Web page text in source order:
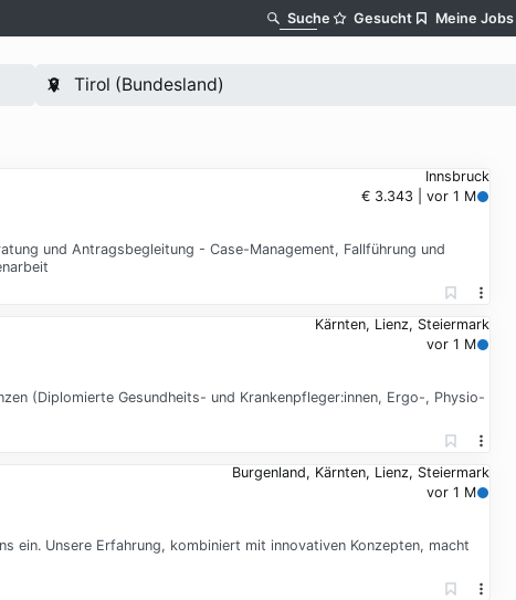
Suche Gesucht Meine Jobs
Innsbruck
€ 3.343 | vor 1 M
und Antragsbegleitung - Case-Management, Fallführung und
Kärnten, Lienz, Steiermark
vor 1 M
(Diplomierte Gesundheits- und Krankenpfleger:innen, Ergo-, Physio-
Burgenland, Kärnten, Lienz, Steiermark
vor 1 M
ein. Unsere Erfahrung, kombiniert mit innovativen Konzepten, macht